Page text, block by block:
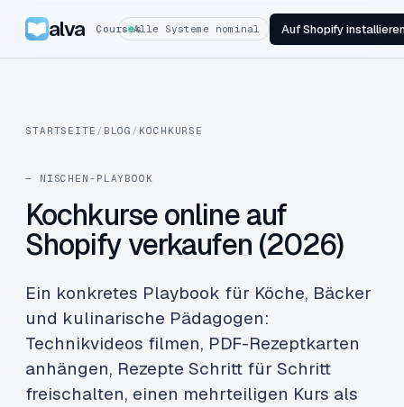
alva CoursesAlle Systeme nominal Auf Shopify
STARTSEITE / BLOG / KOCHKURSE
— NISCHEN-PLAYBOOK
Kochkurse online auf
Shopify verkaufen (2026)
Ein konkretes Playbook für Köche, Bäcker
und kulinarische Pädagogen:
Technikvideos filmen, PDF-Rezeptkarten
anhängen, Rezepte Schritt für Schritt
freischalten, einen mehrteiligen Kurs als